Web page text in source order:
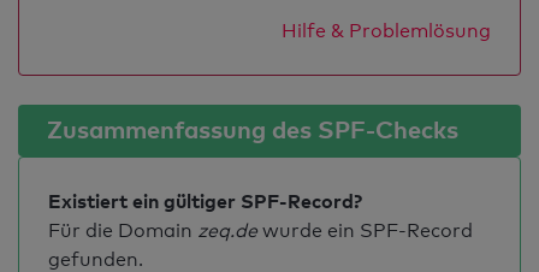
Hilfe & Problemlösung
Zusammenfassung des SPF-Checks
Existiert ein gültiger SPF-Record?
Für die Domain zeq.de wurde ein SPF-Record
gefunden.